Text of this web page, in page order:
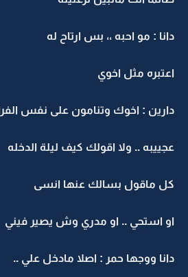
: مو احبه ،، بس ارتاح له
مثل اخوي
: اخوك وتنامون على نفس الفراش
.. ولا اقولك كيف ليلة الدخله
ماقول بسالك عنها انسى
استحي .. او مدري وش يصير فيني
ووجها حمر : اصلا مادخل علي ..